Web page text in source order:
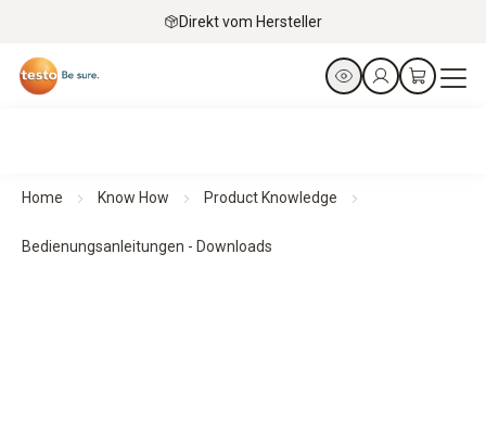
Direkt vom Hersteller
Home Know How Product Knowledge
Bedienungsanleitungen - Downloads